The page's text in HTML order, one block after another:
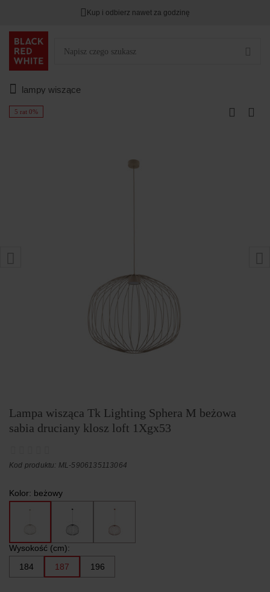
Kup i odbierz nawet za godzinę
lampy wiszące
5 rat 0%
Lampa wisząca Tk Lighting Sphera M beżowa
sabia druciany klosz loft 1Xgx53
Kod produktu: ML-5906135113064
Kolor: beżowy
Wysokość (cm):
184
187 196